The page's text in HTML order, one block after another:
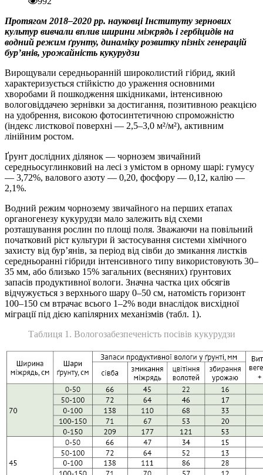
Протягом 2018–2020 рр. науковці Інституту зернових
культур вивчали вплив ширини міжрядь і гербіцидів на
водний режим ґрунту, динаміку розвитку пізніх генерацій
бур’янів, урожайність кукурудзи
Вирощували середньоранній широколистий гібрид, який
характеризується стійкістю до ураження основними
хворобами й пошкодження шкідниками, інтенсивною
вологовіддачею зернівки за достигання, позитивною реакцією
на удобрення, високою фотосинтетичною спроможністю
(індекс листкової поверхні — 2,5–3,0 м²/м²), активним
лінійним ростом.
Ґрунт дослідних ділянок — чорнозем звичайний
середньосуглинковий на лесі з умістом в орному шарі: гумусу
— 3,72%, валового азоту — 0,20, фосфору — 0,12, калію —
2,1%.
Водний режим чорнозему звичайного на перших етапах
органогенезу кукурудзи мало залежить від схеми
розташування рослин по площі поля. Зважаючи на повільний
початковий ріст культури й застосування системи хімічного
захисту від бур’янів, за період від сівби до змикання листків
середньоранні гібриди інтенсивного типу використовують 30–
35 мм, або близько 15% загальних (весняних) ґрунтових
запасів продуктивної вологи. Значна частка цих обсягів
відчужується з верхнього шару 0–50 см, натомість горизонт
100–150 см втрачає всього 1–2% води внаслідок висхідної
міграції під дією капілярних механізмів (табл. 1).
Таблиця 1. Вологозабезпеченість посівів кукурудзи